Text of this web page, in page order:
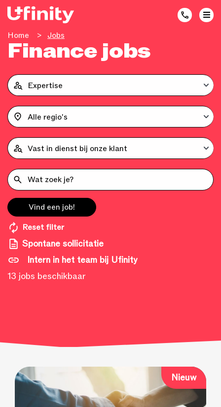
Home > Jobs
Finance jobs
Vind een job!
Reset filter
Spontane sollicitatie
Intern in het team bij Ufinity
13 jobs beschikbaar
Nieuw